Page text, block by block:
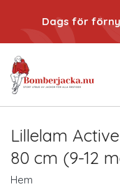
Dags för
Lillelam
80 cm (9-12
Hem